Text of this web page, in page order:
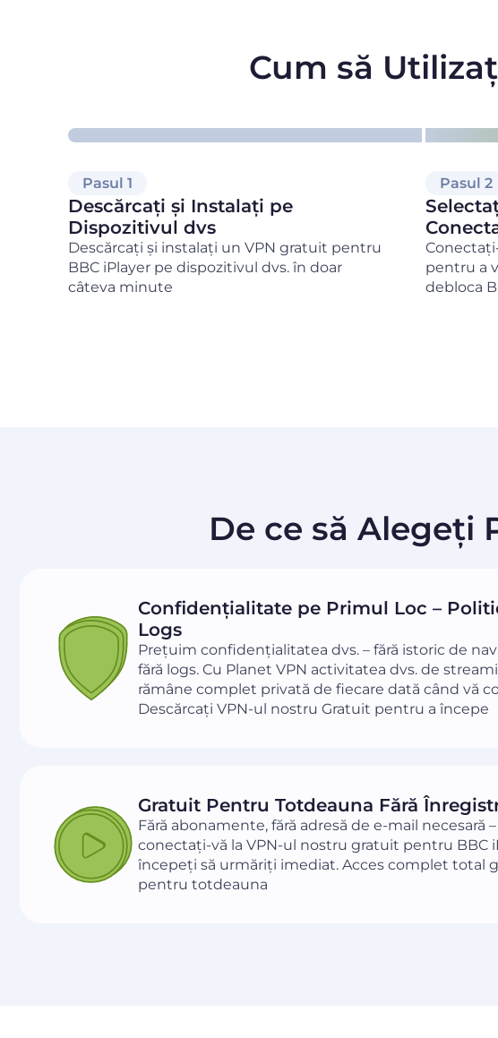
Cum să
Pasul 1
Descărcați și Instalați pe
Dispozitivul dvs
Descărcați și instalați un VPN gratuit pentru
BBC iPlayer pe dispozitivul dvs. în doar
câteva minute
Pasul 2
pentru a
debloca
De ce să Alegeți
Confidențialitate pe Primul Loc –
Logs
Prețuim confidențialitatea dvs. – fără istoric de
fără logs. Cu Planet VPN activitatea dvs. de
rămâne complet privată de fiecare dată când vă
Descărcați VPN-ul nostru Gratuit pentru a începe
Gratuit Pentru Totdeauna Fără
Fără abonamente, fără adresă de e-mail necesară –
conectați-vă la VPN-ul nostru gratuit pentru BBC
începeți să urmăriți imediat. Acces complet total
pentru totdeauna